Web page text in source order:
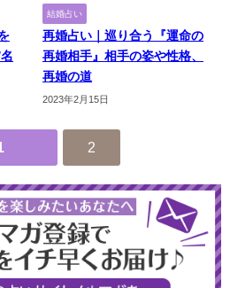
結婚占い
再婚占い｜巡り合う『運命の
再婚相手』相手の姿や性格、
再婚の道
2023年2月15日
2